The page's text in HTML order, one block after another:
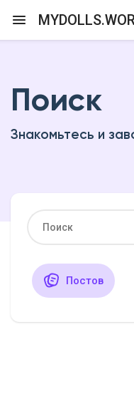
Я организатор
Смотреть Базар
Поиск
Знакомьтесь и
Постов